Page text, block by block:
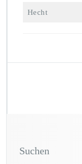
Hecht
Suchen